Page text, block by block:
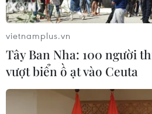
vietnamplus.vn
Tây Ban Nha: 100 người
vượt biển ồ ạt vào Ceuta